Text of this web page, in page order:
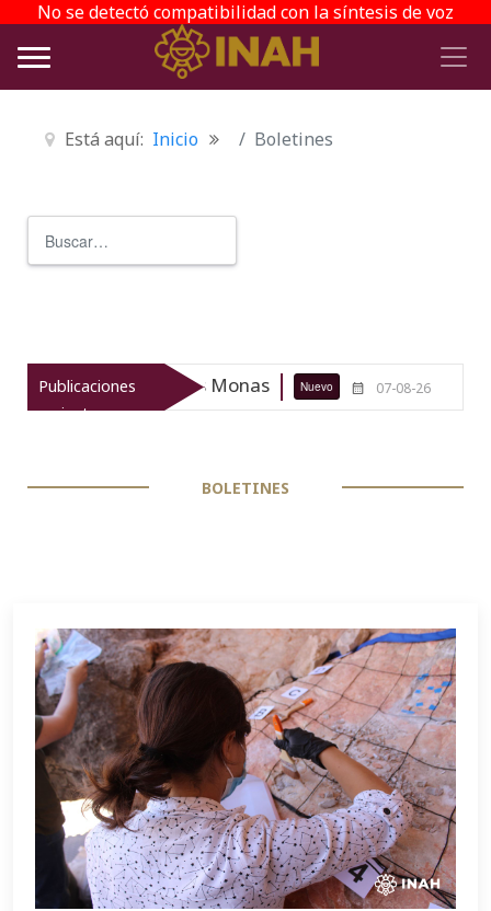
No se detectó compatibilidad con la síntesis de voz
Está aquí: Inicio Boletines
Publicaciones
recientes
Nuevo 07-08-26 Maestras de la antropología y la
BOLETINES